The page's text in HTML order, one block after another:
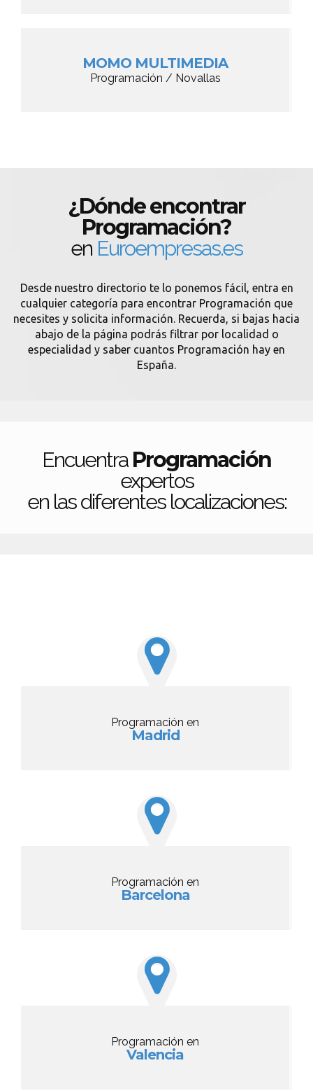
MOMO MULTIMEDIA
Programación / Novallas
¿Dónde encontrar
Programación?
en Euroempresas.es
Desde nuestro directorio te lo ponemos fácil, entra en
cualquier categoría para encontrar Programación que
necesites y solicita información. Recuerda, si bajas hacia
abajo de la página podrás filtrar por localidad o
especialidad y saber cuantos Programación hay en
España.
Encuentra Programación
expertos
en las diferentes localizaciones:
Programación en
Madrid
Programación en
Barcelona
Programación en
Valencia